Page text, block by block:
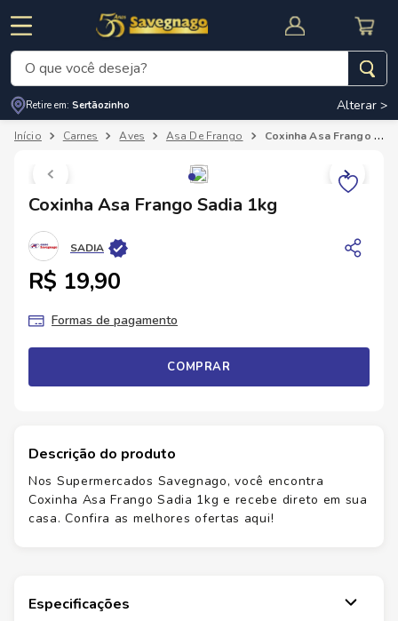
CUPOM DE DESCONTO
O que você deseja?
Retire em: Sertãozinho Alterar >
Carnes Aves Asa De Frango Coxinha Asa Frango Sadia 1kg
Coxinha Asa Frango Sadia 1kg
SADIA
R$ 19,90
Formas de pagamento
COMPRAR
Descrição do produto
Nos Supermercados Savegnago, você encontra
Coxinha Asa Frango Sadia 1kg e recebe direto em sua
casa. Confira as melhores ofertas aqui!
Especificações
Termos mais buscados
cafe
3º
cerveja
4º
carne
5º arroz